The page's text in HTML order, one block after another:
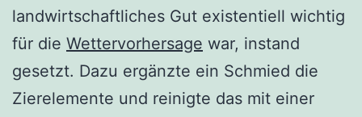
landwirtschaftliches Gut existentiell wichtig
für die Wettervorhersage war, instand
gesetzt. Dazu ergänzte ein Schmied die
Zierelemente und reinigte das mit einer